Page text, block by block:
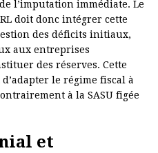
l’imputation immédiate. Le
doit donc intégrer cette
des déficits initiaux,
aux entreprises
des réserves. Cette
le régime fiscal à
à la SASU figée
et